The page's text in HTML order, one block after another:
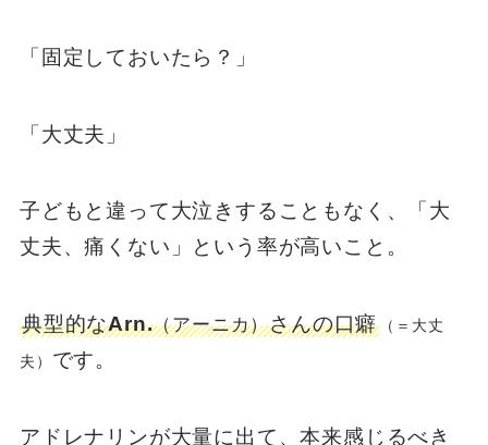
「固定しておいたら？」
「大丈夫」
子どもと違って大泣きすることもなく、「大
丈夫、痛くない」という率が高いこと。
典型的なArn.（アーニカ）さんの口癖 （＝大丈
夫） です。
アドレナリンが大量に出て、本来感じるべき